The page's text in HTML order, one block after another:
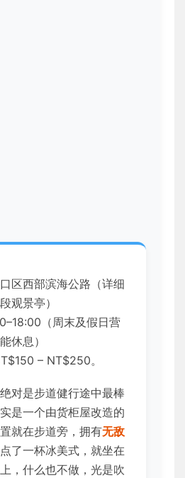
区西部滨海公路（详细
观景亭）
（周末及假日营
休息）
– NT$250。
对是步道健行途中最棒
是一个由货柜屋改造的
就在步道旁，拥有无敌
了一杯冰美式，就坐在
，什么也不做，光是吹